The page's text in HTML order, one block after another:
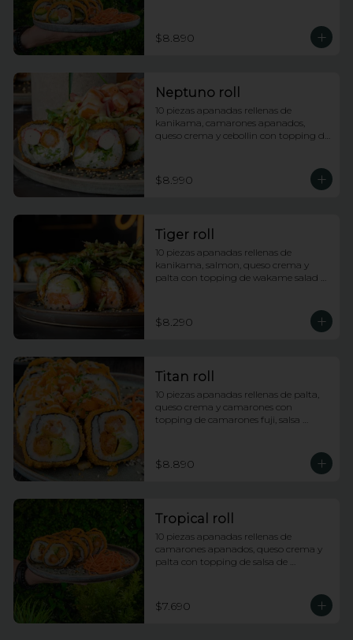
$8.890
Neptuno roll
10 piezas apanadas rellenas de
kanikama, camarones apanados,
queso crema y cebollin con topping de
$8.990
Tiger roll
10 piezas apanadas rellenas de
kanikama, salmon, queso crema y
palta con topping de wakame salad y
$8.290
Titan roll
10 piezas apanadas rellenas de palta,
queso crema y camarones con
topping de camarones fuji, salsa
$8.890
Tropical roll
10 piezas apanadas rellenas de
camarones apanados, queso crema y
palta con topping de salsa de
$7.690